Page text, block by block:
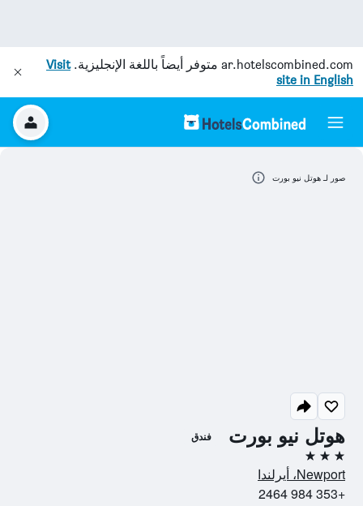
ar.hotelscombined.com متوفر أيضاً باللغة الإنجليزية.Visit
site in English
هوتل نيو بورت فندق
3 نجوم
Newport، أيرلندا
+353 984 2464
صور لـ هوتل نيو بورت